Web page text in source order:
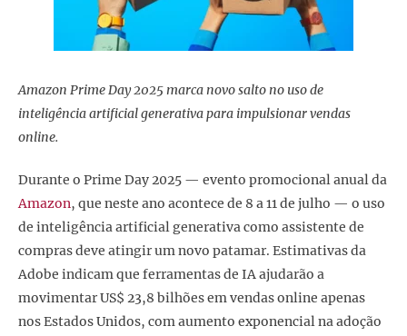
Amazon Prime Day 2025 marca novo salto no uso de
inteligência artificial generativa para impulsionar vendas
online.
Durante o Prime Day 2025 — evento promocional anual da
Amazon, que neste ano acontece de 8 a 11 de julho — o uso
de inteligência artificial generativa como assistente de
compras deve atingir um novo patamar. Estimativas da
Adobe indicam que ferramentas de IA ajudarão a
movimentar US$ 23,8 bilhões em vendas online apenas
nos Estados Unidos, com aumento exponencial na adoção